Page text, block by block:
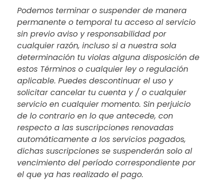
Podemos terminar o suspender de manera
permanente o temporal tu acceso al servicio
sin previo aviso y responsabilidad por
cualquier razón, incluso si a nuestra sola
determinación tu violas alguna disposición de
estos Términos o cualquier ley o regulación
aplicable. Puedes descontinuar el uso y
solicitar cancelar tu cuenta y / o cualquier
servicio en cualquier momento. Sin perjuicio
de lo contrario en lo que antecede, con
respecto a las suscripciones renovadas
automáticamente a los servicios pagados,
dichas suscripciones se suspenderán solo al
vencimiento del período correspondiente por
el que ya has realizado el pago.